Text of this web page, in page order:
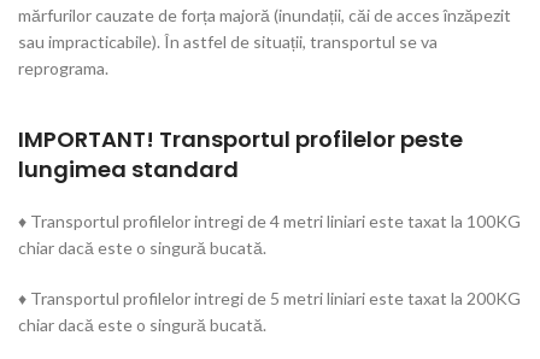
mărfurilor cauzate de forța majoră (inundații, căi de acces înzăpezit
sau impracticabile). În astfel de situații, transportul se va
reprograma.
IMPORTANT! Transportul profilelor peste
lungimea standard
♦ Transportul profilelor intregi de 4 metri liniari este taxat la 100KG
chiar dacă este o singură bucată.
♦ Transportul profilelor intregi de 5 metri liniari este taxat la 200KG
chiar dacă este o singură bucată.